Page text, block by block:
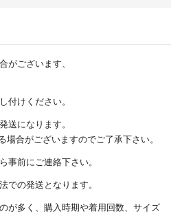
がございます、
付けください。
になります。
合がございますのでご了承下さい。
事前にご連絡下さい。
の発送となります。
が多く、購入時期や着用回数、サイズ